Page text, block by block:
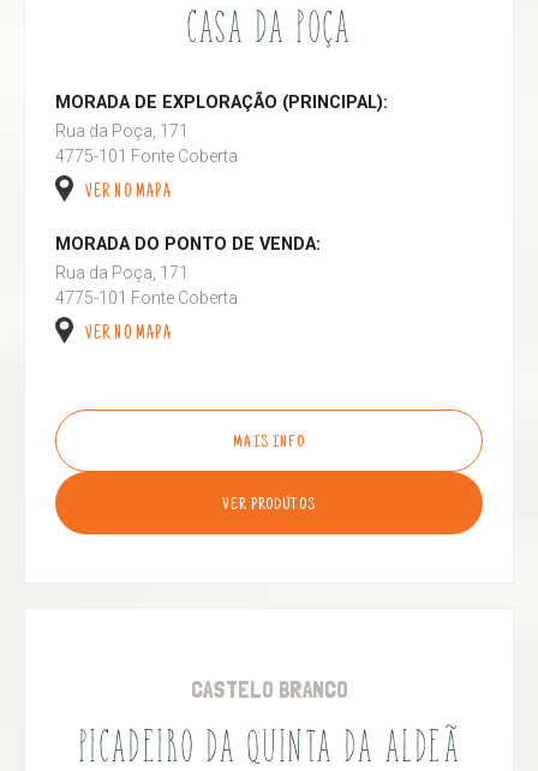
CASA DA POÇA
MORADA DE EXPLORAÇÃO (PRINCIPAL):
Rua da Poça, 171
4775-101 Fonte Coberta
VER NO MAPA
MORADA DO PONTO DE VENDA:
Rua da Poça, 171
4775-101 Fonte Coberta
VER NO MAPA
MAIS INFO
VER PRODUTOS
CASTELO BRANCO
PICADEIRO DA QUINTA DA ALDEÃ